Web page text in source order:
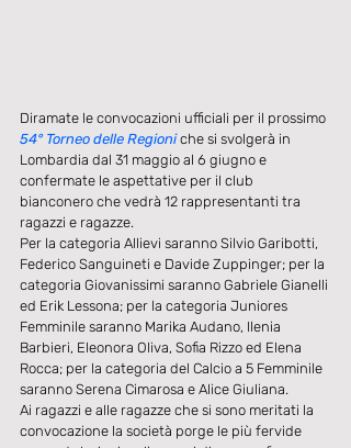
Diramate le convocazioni ufficiali per il prossimo
54° Torneo delle Regioni che si svolgerà in
Lombardia dal 31 maggio al 6 giugno e
confermate le aspettative per il club
bianconero che vedrà 12 rappresentanti tra
ragazzi e ragazze.
Per la categoria Allievi saranno Silvio Garibotti,
Federico Sanguineti e Davide Zuppinger; per la
categoria Giovanissimi saranno Gabriele Gianelli
ed Erik Lessona; per la categoria Juniores
Femminile saranno Marika Audano, Ilenia
Barbieri, Eleonora Oliva, Sofia Rizzo ed Elena
Rocca; per la categoria del Calcio a 5 Femminile
saranno Serena Cimarosa e Alice Giuliana.
Ai ragazzi e alle ragazze che si sono meritati la
convocazione la società porge le più fervide